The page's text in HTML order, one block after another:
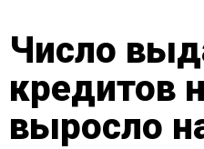
Число
кредитов
выросло